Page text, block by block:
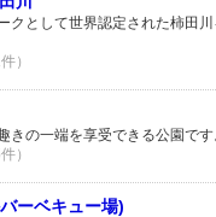
クとして世界認定された柿田
）
きの一端を享受できる公園で
）
ーベキュー場)